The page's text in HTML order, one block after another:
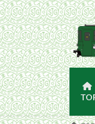
コ
ン
テ
ン
ツ
へ
ス
キ
ッ
ナ
ビ
ゲ
ー
シ
ョ
ン
に
移